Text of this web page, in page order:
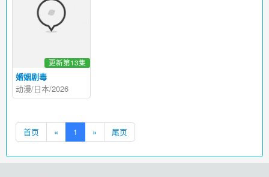
婚姻剧毒
更新第13集
动漫/日本/2026
首页 « 1 » 尾页